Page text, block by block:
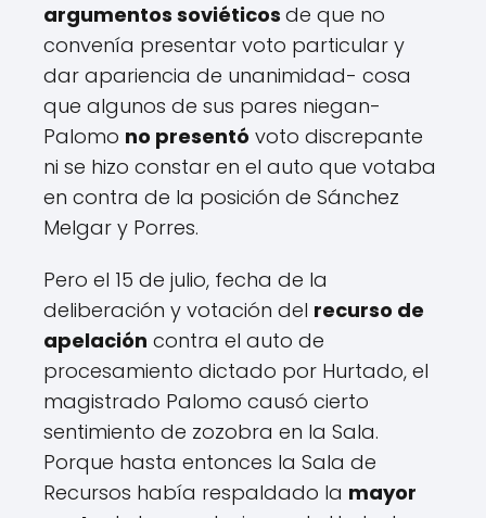
argumentos soviéticos de que no
convenía presentar voto particular y
dar apariencia de unanimidad- cosa
que algunos de sus pares niegan-
Palomo no presentó voto discrepante
ni se hizo constar en el auto que votaba
en contra de la posición de Sánchez
Melgar y Porres.
Pero el 15 de julio, fecha de la
deliberación y votación del recurso de
apelación contra el auto de
procesamiento dictado por Hurtado, el
magistrado Palomo causó cierto
sentimiento de zozobra en la Sala.
Porque hasta entonces la Sala de
Recursos había respaldado la mayor